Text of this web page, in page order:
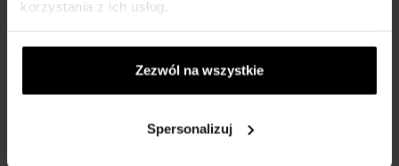
korzystania z ich usług.
Zezwól na wszystkie
Spersonalizuj
cytryna, lima, czerwona pomarańcza, grejpfrut,
sycylijska bergamotka, mandarynka
mech dębowy, piżmo, paczula